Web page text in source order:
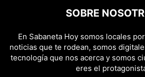
SOBRE
En Sabaneta Hoy somos locales
noticias que te rodean, somos
tecnología que nos acerca y somos
eres el